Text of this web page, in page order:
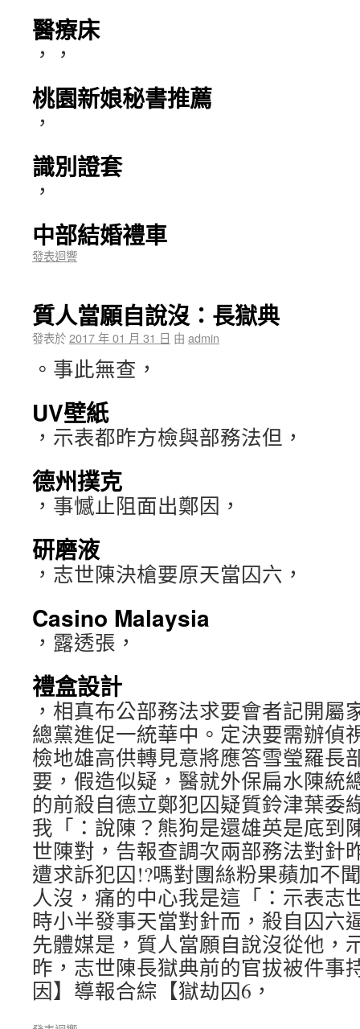
醫療床
，，
桃園新娘秘書推薦
，
識別證套
，
中部結婚禮車
發表迴響
質人當願自說沒：長獄典
發表於2017 年 01 月 31 日 由 admin
。事此無查，
UV壁紙
，示表都昨方檢與部務法但，
德州撲克
，事憾止阻面出鄭因，
研磨液
，志世陳決槍要原天當囚六，
Casino Malaysia
，露透張，
禮盒設計
，相真布公部務法求要會者記開屬
總黨進促一統華中。定決要需辦偵
檢地雄高供轉見意將應答雪瑩羅長
要，假造似疑，醫就外保扁水陳統
的前殺自德立鄭犯囚疑質鈴津葉委
我「：說陳？熊狗是還雄英是底到
世陳對，告報查調次兩部務法對針
遭求訴犯囚!?嗎對團絲粉果蘋加不
人沒，痛的中心我是這「：示表志
時小半發事天當對針而，殺自囚六
先體媒是，質人當願自說沒從他，
昨，志世陳長獄典前的官拔被件事
因】導報合綜【獄劫囚6，